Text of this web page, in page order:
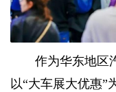
作为华东地区
以“大车展大优惠”